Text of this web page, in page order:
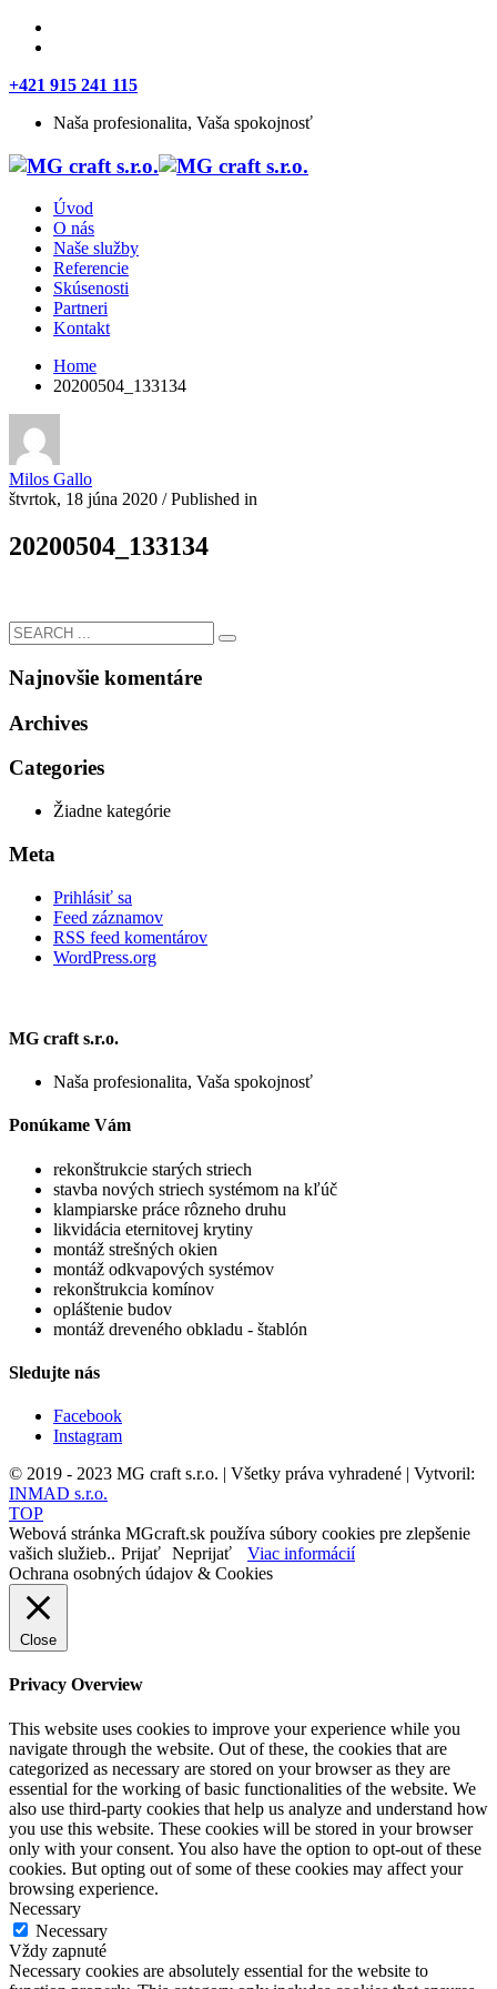
+421 915 241 115
Naša profesionalita, Vaša spokojnosť
Úvod
O nás
Naše služby
Referencie
Skúsenosti
Partneri
Kontakt
Home
20200504_133134
Milos Gallo
štvrtok, 18 júna 2020 /Published in
20200504_133134
Najnovšie komentáre
Archives
Categories
Žiadne kategórie
Meta
Prihlásiť sa
Feed záznamov
RSS feed komentárov
WordPress.org
MG craft s.r.o.
Naša profesionalita, Vaša spokojnosť
Ponúkame Vám
rekonštrukcie starých striech
stavba nových striech systémom na kľúč
klampiarske práce rôzneho druhu
likvidácia eternitovej krytiny
montáž strešných okien
montáž odkvapových systémov
rekonštrukcia komínov
opláštenie budov
montáž dreveného obkladu - štablón
Sledujte nás
Facebook
Instagram
© 2019 - 2023 MG craft s.r.o. | Všetky práva vyhradené | Vytvoril:
INMAD s.r.o.
TOP
Webová stránka MGcraft.sk používa súbory cookies pre zlepšenie
vašich služieb.. Prijať Neprijať
Viac informácií
Ochrana osobných údajov & Cookies
Close
Privacy Overview
This website uses cookies to improve your experience while you
navigate through the website. Out of these, the cookies that are
categorized as necessary are stored on your browser as they are
essential for the working of basic functionalities of the website. We
also use third-party cookies that help us analyze and understand how
you use this website. These cookies will be stored in your browser
only with your consent. You also have the option to opt-out of these
cookies. But opting out of some of these cookies may affect your
browsing experience.
Necessary
Necessary
Vždy zapnuté
Necessary cookies are absolutely essential for the website to